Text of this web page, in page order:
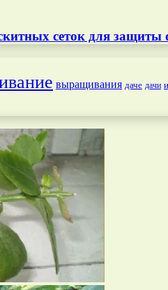
сеток для защиты
выращивания даче дачи